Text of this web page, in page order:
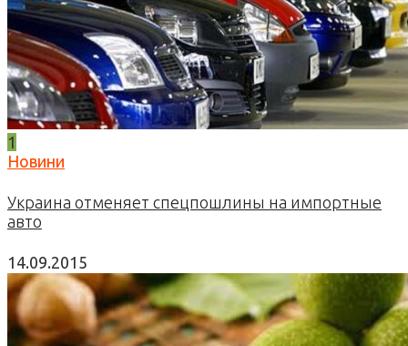
1
Новини
Украина отменяет спецпошлины на импортные
авто
14.09.2015